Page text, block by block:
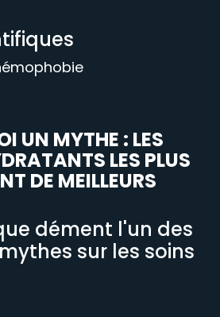
UN MYTHE : LES
LES PLUS
DE MEILLEURS
dément l'un des
sur les soins